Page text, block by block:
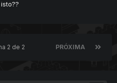
PRÓXIMA
2 de 2